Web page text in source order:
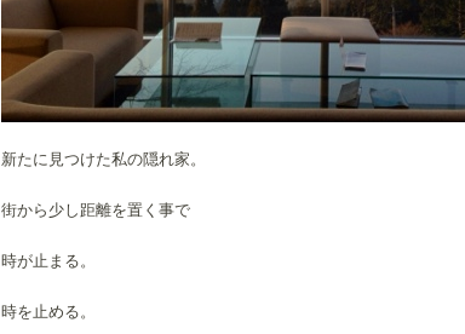
新たに見つけた私の隠れ家。
街から少し距離を置く事で
時が止まる。
時を止める。